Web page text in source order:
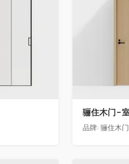
品牌: 骊住木门